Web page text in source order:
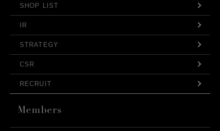
SHOP LIST
IR
STRATEGY
CSR
RECRUIT